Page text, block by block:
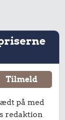
på med
redaktion